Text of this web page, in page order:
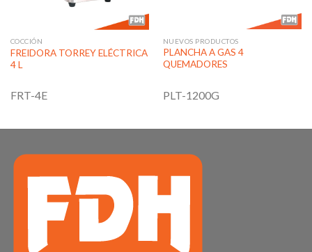
COCCIÓN
FREIDORA TORREY ELÉCTRICA
4 L
FRT-4E
NUEVOS PRODUCTOS
PLANCHA A GAS 4
QUEMADORES
PLT-1200G